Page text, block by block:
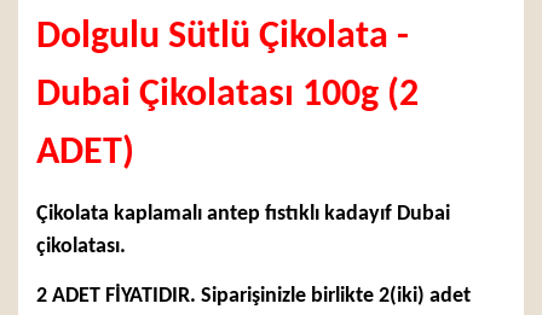
Dolgulu Sütlü Çikolata -
Dubai Çikolatası 100g (2
ADET)
Çikolata kaplamalı antep fıstıklı kadayıf Dubai
çikolatası.
2 ADET FİYATIDIR. Siparişinizle birlikte 2(iki) adet